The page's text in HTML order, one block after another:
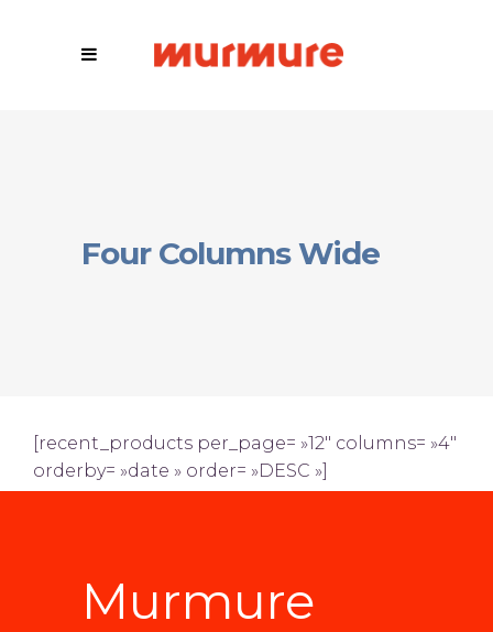
Four Columns Wide
[recent_products per_page= »12″ columns= »4″
orderby= »date » order= »DESC »]
Murmure